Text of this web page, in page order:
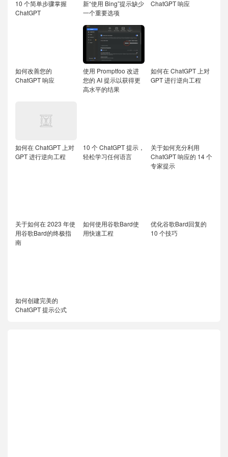
10 个简单步骤掌握
ChatGPT
新“使用 Bing”提示缺少
一个重要选项
ChatGPT 响应
如何改善您的
ChatGPT 响应
使用 Promptfoo 改进
您的 AI 提示以获得更
高水平的结果
如何在 ChatGPT 上对
GPT 进行逆向工程
如何在 ChatGPT 上对
GPT 进行逆向工程
10 个 ChatGPT 提示，
轻松学习任何语言
关于如何充分利用
ChatGPT 响应的 14 个
专家提示
关于如何在 2023 年使
用谷歌Bard的终极指
南
如何使用谷歌Bard使
用快速工程
优化谷歌Bard回复的
10 个技巧
如何创建完美的
ChatGPT 提示公式